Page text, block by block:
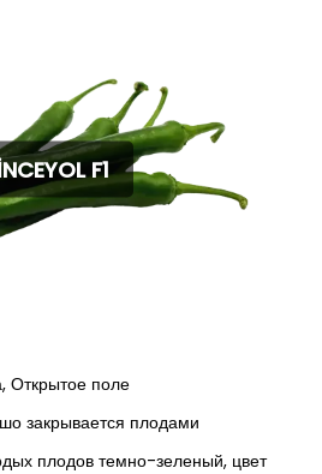
F1
Открытое поле
закрывается плодами
плодов темно-зеленый, цвет